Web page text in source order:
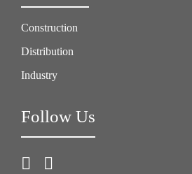
Construction
Distribution
Industry
Follow Us